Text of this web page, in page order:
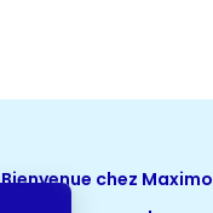
Bienvenue chez Maximo